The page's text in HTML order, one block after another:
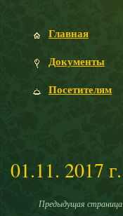
Главная
Документы
Посетителям
01.11. 2017 г.
Предыдущая страница